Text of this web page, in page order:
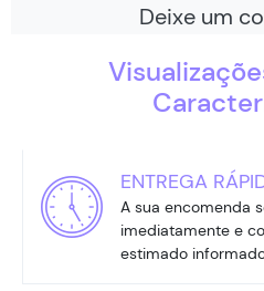
Deixe um
ENTREGA
A sua encomenda
imediatamente e
estimado